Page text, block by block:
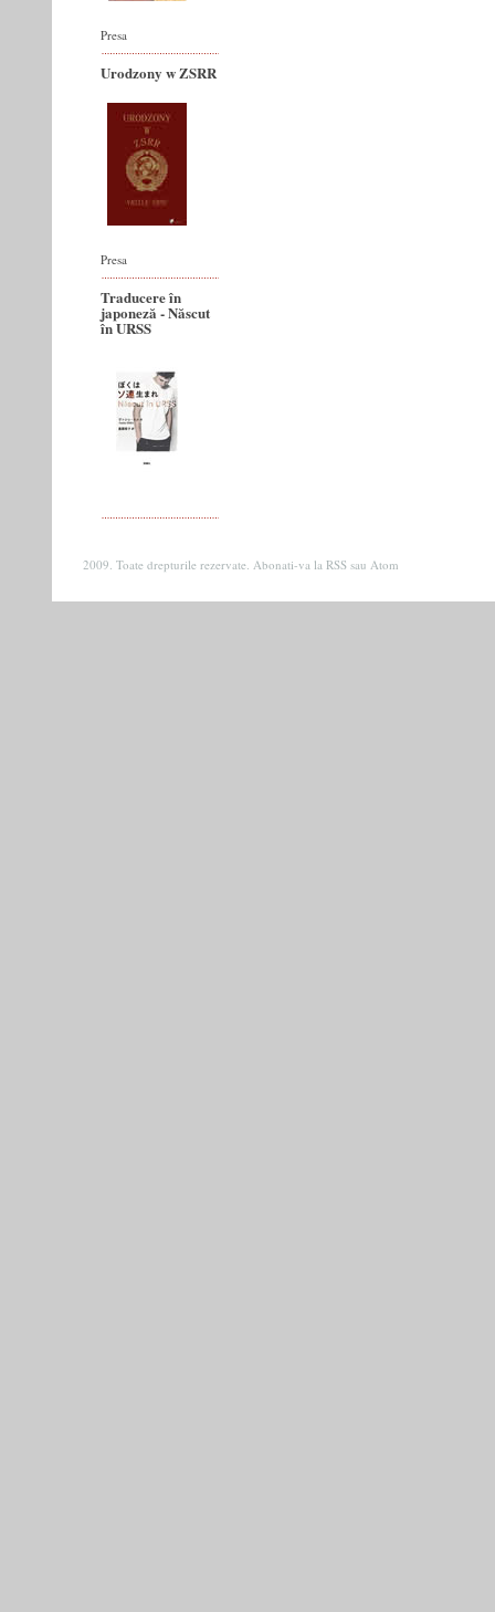
Presa
Urodzony w ZSRR
Presa
Traducere în
japoneză - Născut
în URSS
2009. Toate drepturile rezervate. Abonati-va la RSS sau Atom